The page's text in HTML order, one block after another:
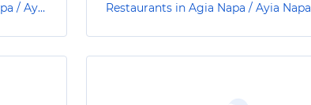
Sport- und Freizeitangebote in Agia Napa / Ayia Napa Restaurants in Agia Napa / Ayia Napa